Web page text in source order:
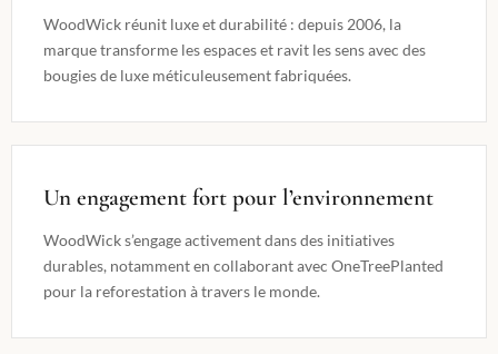
WoodWick réunit luxe et durabilité : depuis 2006, la
marque transforme les espaces et ravit les sens avec des
bougies de luxe méticuleusement fabriquées.
Un engagement fort pour l’environnement
WoodWick s’engage activement dans des initiatives
durables, notamment en collaborant avec OneTreePlanted
pour la reforestation à travers le monde.